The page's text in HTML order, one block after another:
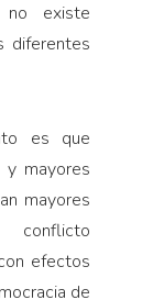
existe
diferentes
es que
y mayores
mayores
conflicto
efectos
de